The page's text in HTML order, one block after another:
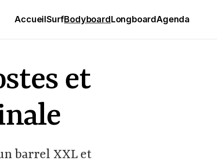
AccueilSurfBodyboardLongboardAgenda
et
barrel XXL et